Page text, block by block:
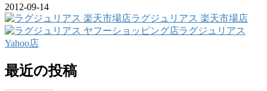
2012-09-14
ラグジュリアス 楽天市場店
ラグジュリアス
Yahoo店
最近の投稿